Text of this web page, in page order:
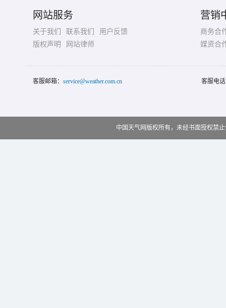
网站服务
关于我们 联系我们
用户反馈
版权声明
网站律师
营销
商务合
媒资合
客服邮箱： service@weather.com.cn 客服电
中国天气网版权所有，未经书面授权